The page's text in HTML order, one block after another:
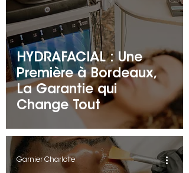
HYDRAFACIAL : Une
Première à Bordeaux,
La Garantie qui
Change Tout
Garnier Charlotte